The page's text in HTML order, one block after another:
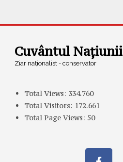
Cuvântul Națiunii
Ziar naționalist - conservator
Total Views: 334.760
Total Visitors: 172.661
Total Page Views: 50